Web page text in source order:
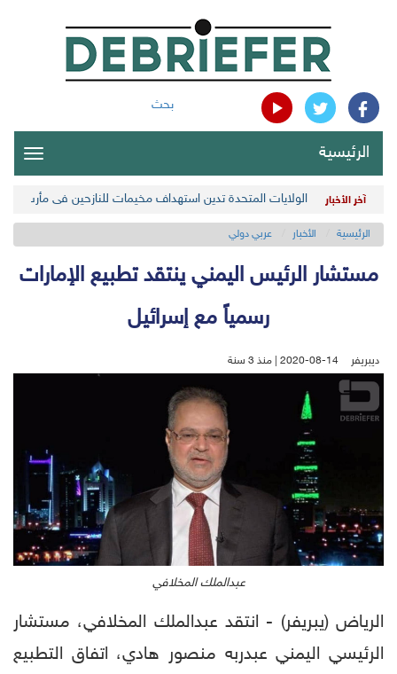
بحث
الرئيسية
آخر الأخبار الولايات المتحدة تدين استهداف مخيمات للنازحين في مأرب
الرئيسية الأخبار عربي دولي
مستشار الرئيس اليمني ينتقد تطبيع الإمارات
رسمياً مع إسرائيل
ديبريفر 2020-08-14 | منذ 3 سنة
عبدالملك المخلافي
الرياض (يبريفر) - انتقد عبدالملك المخلافي، مستشار
الرئيسي اليمني عبدربه منصور هادي، اتفاق التطبيع